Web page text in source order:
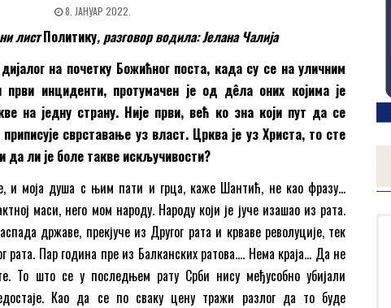
8. ЈАНУАР 2022.
листПолитику, разговор водила: Јелана Чалија
на почетку Божићног поста, када су се на уличним
први инциденти, протумачен је од дêла оних којима је
на једну страну. Није први, већ ко зна који пут да се
сврставање уз власт. Црква је уз Христа, то сте
да ли је боле такве искључивости?
и моја душа с њим пати и грца, каже Шантић, не као фразу…
маси, него мом народу. Народу који је јуче изашао из рата.
државе, прекјуче из Другог рата и крваве револуције, тек
рата. Пар година пре из Балканских ратова…. Нема краја… Да не
То што се у последњем рату Срби нису међусобно убијали
Као да се по сваку цену тражи разлог да то буде